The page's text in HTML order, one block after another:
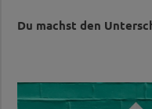
Geschlecht als
Menschen
Du machst den